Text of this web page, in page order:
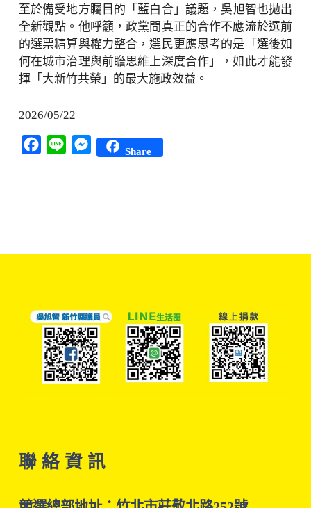
至於備受地方矚目的「藍白合」議題，吳旭智也拋出
全新觀點。 他呼籲，政黨間真正的合作不應流於選前
的選票精算與權力整合，選民更應思考的是「選後如
何在城市治理與前瞻思維上深度合作」，如此才能發
揮「大新竹共榮」的最大施政效益。
2026/05/22
Facebook
Line Messenger
Share
聯 絡 資 訊